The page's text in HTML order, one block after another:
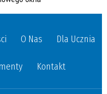
O Nas Dla Ucznia
Kontakt